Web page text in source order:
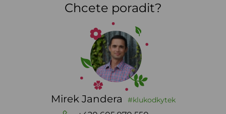
Chcete poradit?
Mirek Jandera #klukodkytek